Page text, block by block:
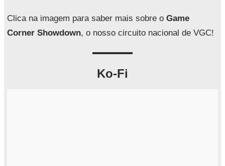
a
Clica na imagem para saber mais sobre o Game
Corner Showdown, o nosso circuito nacional de VGC!
Ko-Fi